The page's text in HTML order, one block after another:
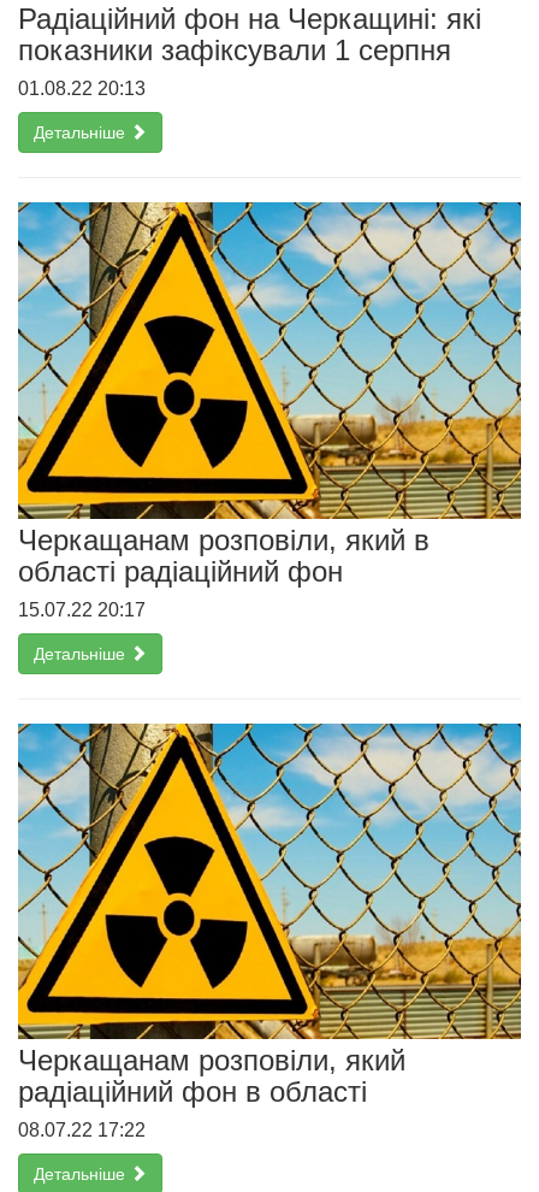
Радіаційний фон на Черкащині: які
показники зафіксували 1 серпня
01.08.22 20:13
Детальніше
Черкащанам розповіли, який в
області радіаційний фон
15.07.22 20:17
Детальніше
Черкащанам розповіли, який
радіаційний фон в області
08.07.22 17:22
Детальніше